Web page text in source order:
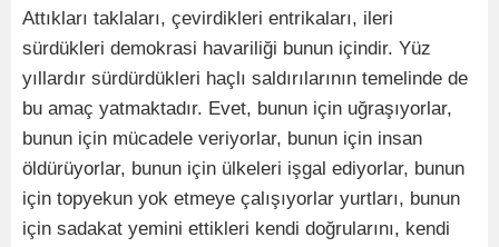
Attıkları taklaları, çevirdikleri entrikaları, ileri
sürdükleri demokrasi havariliği bunun içindir. Yüz
yıllardır sürdürdükleri haçlı saldırılarının temelinde de
bu amaç yatmaktadır. Evet, bunun için uğraşıyorlar,
bunun için mücadele veriyorlar, bunun için insan
öldürüyorlar, bunun için ülkeleri işgal ediyorlar, bunun
için topyekun yok etmeye çalışıyorlar yurtları, bunun
için sadakat yemini ettikleri kendi doğrularını, kendi